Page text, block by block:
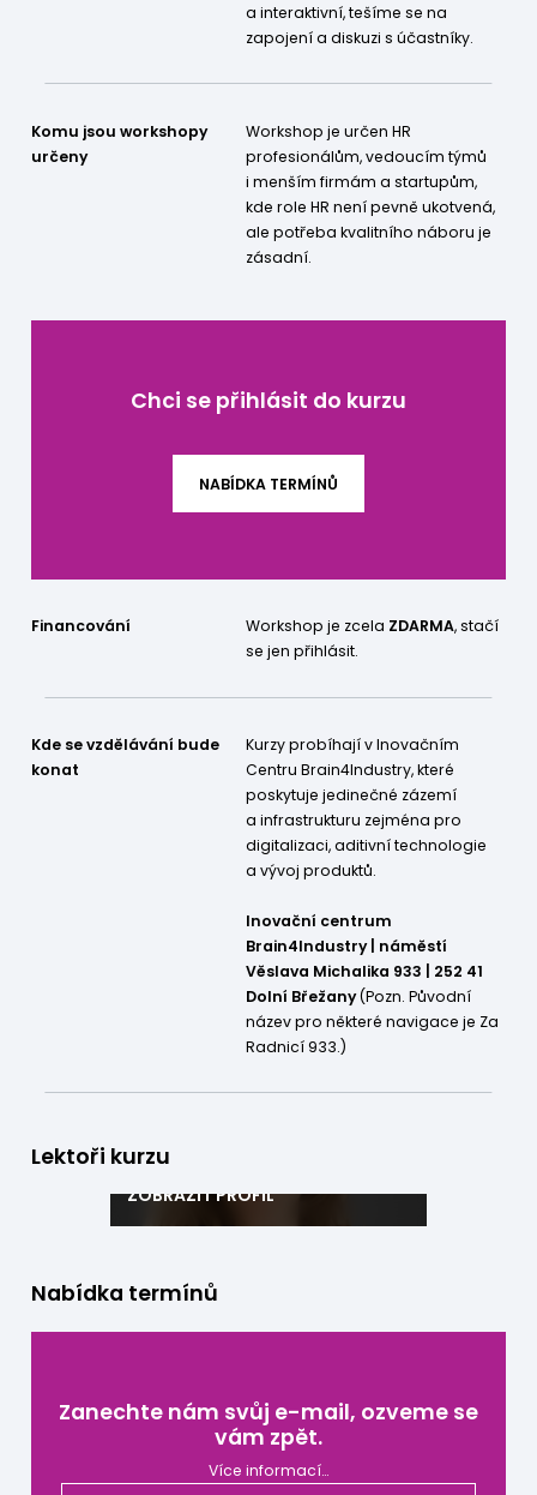
a interaktivní, tešíme se na
zapojení a diskuzi s účastníky.
Komu jsou workshopy
určeny
Workshop je určen HR
profesionálům, vedoucím týmů
i menším firmám a startupům,
kde role HR není pevně ukotvená,
ale potřeba kvalitního náboru je
zásadní.
Chci se přihlásit do kurzu
NABÍDKA TERMÍNŮ
Financování Workshop je zcela ZDARMA, stačí
se jen přihlásit.
Kde se vzdělávání bude
konat
Kurzy probíhají v Inovačním
Centru Brain4Industry, které
poskytuje jedinečné zázemí
a infrastrukturu zejména pro
digitalizaci, aditivní technologie
a vývoj produktů.
Inovační centrum
Brain4Industry | náměstí
Věslava Michalika 933 | 252 41
Dolní Břežany(Pozn. Původní
název pro některé navigace je Za
Radnicí 933.)
Lektoři kurzulidských zdrojů
ZOBRAZIT PROFIL
Nabídka termínů
Zanechte nám svůj e-mail, ozveme se
vám zpět.
Více informací…